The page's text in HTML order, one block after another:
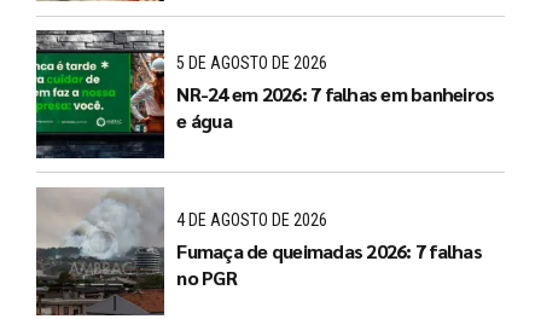
5 DE AGOSTO DE 2026
NR-24 em 2026: 7 falhas em banheiros
e água
4 DE AGOSTO DE 2026
Fumaça de queimadas 2026: 7 falhas
no PGR